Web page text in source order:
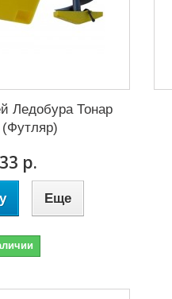
Ледобура Тонар
р.
Еще